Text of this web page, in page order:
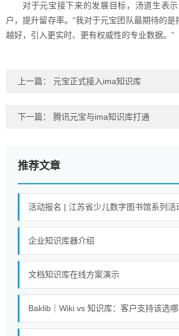
对于元宝接下来的发展目标，汤道生表
户，提升留存率。“我对于元宝团队最期待的
越好，引入更实时、更有权威性的专业数据。”
上一篇： 元宝正式接入ima知识库
下一篇： 腾讯元宝与ima知识库打通
推荐文章
企业知识库器介绍
文档知识库在线方案演示
Baklib｜Wiki vs 知识库：客户支持该选哪